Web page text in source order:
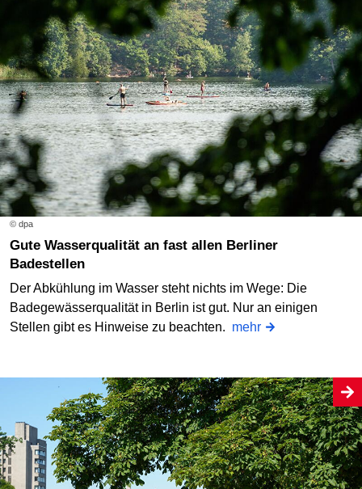
© dpa
Gute Wasserqualität an fast allen Berliner
Badestellen
Der Abkühlung im Wasser steht nichts im Wege: Die
Badegewässerqualität in Berlin ist gut. Nur an einigen
Stellen gibt es Hinweise zu beachten. mehr